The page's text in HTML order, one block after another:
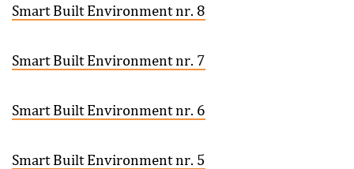
Smart Built Environment nr. 8
Smart Built Environment nr. 7
Smart Built Environment nr. 6
Smart Built Environment nr. 5